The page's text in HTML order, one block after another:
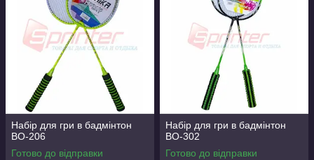
Набір для гри в бадмінтон
BO-206
Готово до відправки
Набір для гри в бадмінтон
BO-302
Готово до відправки